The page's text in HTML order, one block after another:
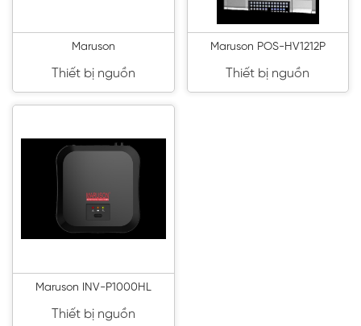
Maruson
Thiết bị nguồn
Maruson POS-HV1212P
Thiết bị nguồn
Maruson INV-P1000HL
Thiết bị nguồn